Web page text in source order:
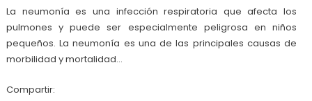
La neumonía es una infección respiratoria que afecta los
pulmones y puede ser especialmente peligrosa en niños
pequeños. La neumonía es una de las principales causas de
morbilidad y mortalidad…
Compartir: